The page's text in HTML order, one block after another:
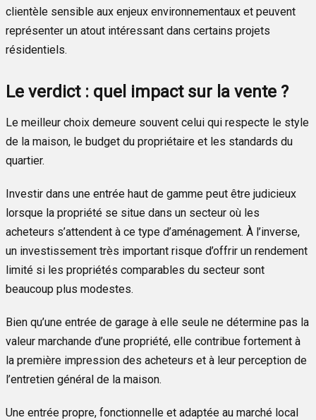
clientèle sensible aux enjeux environnementaux et peuvent
représenter un atout intéressant dans certains projets
résidentiels.
Le verdict : quel impact sur la vente ?
Le meilleur choix demeure souvent celui qui respecte le style
de la maison, le budget du propriétaire et les standards du
quartier.
Investir dans une entrée haut de gamme peut être judicieux
lorsque la propriété se situe dans un secteur où les
acheteurs s’attendent à ce type d’aménagement. À l’inverse,
un investissement très important risque d’offrir un rendement
limité si les propriétés comparables du secteur sont
beaucoup plus modestes.
Bien qu’une entrée de garage à elle seule ne détermine pas la
valeur marchande d’une propriété, elle contribue fortement à
la première impression des acheteurs et à leur perception de
l’entretien général de la maison.
Une entrée propre, fonctionnelle et adaptée au marché local